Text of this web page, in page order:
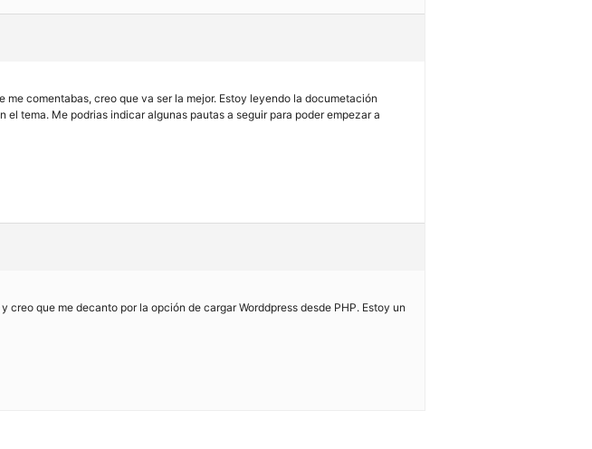
me comentabas, creo que va ser la mejor. Estoy leyendo la documetación
el tema. Me podrias indicar algunas pautas a seguir para poder empezar a
que me decanto por la opción de cargar Worddpress desde PHP. Estoy un